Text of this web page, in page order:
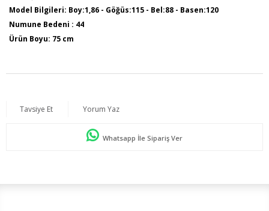
Model Bilgileri: Boy:1,86 - Göğüs:115 - Bel:88 - Basen:120
Numune Bedeni : 44
Ürün Boyu: 75 cm
Tavsiye Et Yorum Yaz
Whatsapp İle Sipariş Ver